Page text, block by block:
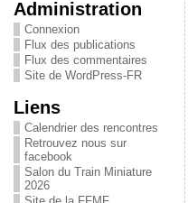
Administration
Connexion
Flux des publications
Flux des commentaires
Site de WordPress-FR
Liens
Calendrier des rencontres
Retrouvez nous sur
facebook
Salon du Train Miniature
2026